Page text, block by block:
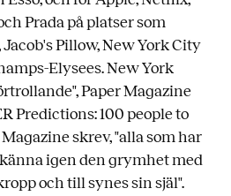
Prada på platser som
Pillow, New York City
Elysees. New York
Paper Magazine
Predictions: 100 people to
skrev, "alla som har
igen den grymhet med
och till synes sin själ".